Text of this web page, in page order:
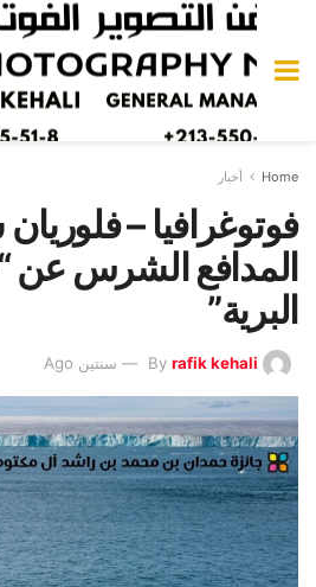
Home أخبار
فوتوغرافيا –
المدافع الشرس عن
البرية”
By rafik kehali سنتين Ago